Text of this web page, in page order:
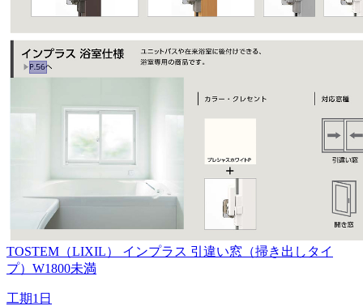
TOSTEM（LIXIL）
インプラス 引違い窓（掃き出しタイ
プ）W1800未満
工期1日